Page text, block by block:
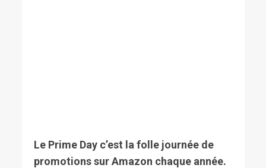
Le Prime Day c’est la folle journée de
promotions sur Amazon chaque année.